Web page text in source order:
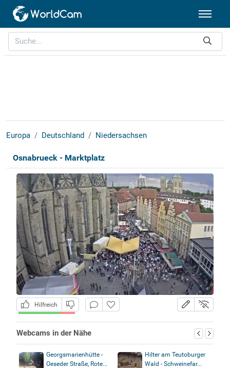
Europa Deutschland Niedersachsen
Osnabrueck - Marktplatz
Hilfreich
Webcams in der Nähe
Georgsmarienhütte -
Oeseder Straße, Rote...
Hilter am Teutoburger
Wald - Schweinefar...